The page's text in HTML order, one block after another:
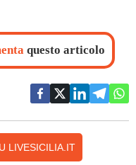
questo articolo
LIVESICILIA.IT